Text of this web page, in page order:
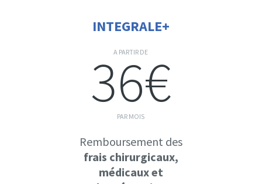
INTEGRALE+
A PARTIR DE
36€
PAR MOIS
Remboursement des
frais chirurgicaux,
médicaux et